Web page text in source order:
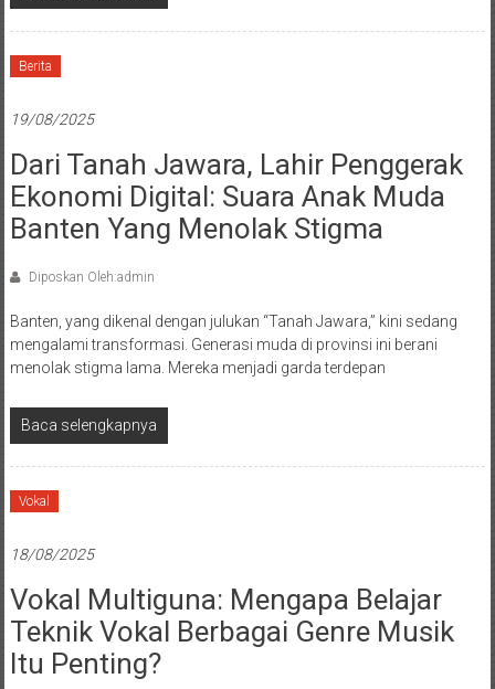
Berita
19/08/2025
Dari Tanah Jawara, Lahir Penggerak
Ekonomi Digital: Suara Anak Muda
Banten Yang Menolak Stigma
Diposkan Oleh:admin
Banten, yang dikenal dengan julukan “Tanah Jawara,” kini sedang
mengalami transformasi. Generasi muda di provinsi ini berani
menolak stigma lama. Mereka menjadi garda terdepan
Baca selengkapnya
Vokal
18/08/2025
Vokal Multiguna: Mengapa Belajar
Teknik Vokal Berbagai Genre Musik
Itu Penting?